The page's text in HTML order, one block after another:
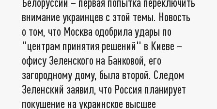
внимание украинцев с этой темы. Новость
о том, что Москва одобрила удары по
"центрам принятия решений" в Киеве –
офису Зеленского на Банковой, его
загородному дому, была второй. Следом
Зеленский заявил, что Россия планирует
покушение на украинское высшее